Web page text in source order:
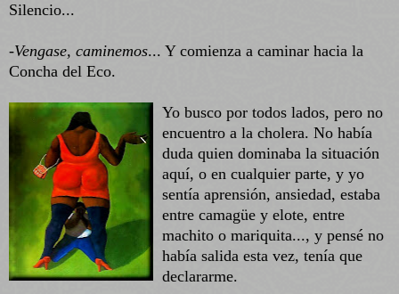
Silencio...
-Vengase, caminemos... Y comienza a caminar hacia la
Concha del Eco.
Yo busco por todos lados, pero no
encuentro a la cholera. No había
duda quien dominaba la situación
aquí, o en cualquier parte, y yo
sentía aprensión, ansiedad, estaba
entre camagüe y elote, entre
machito o mariquita..., y pensé no
había salida esta vez, tenía que
declararme.